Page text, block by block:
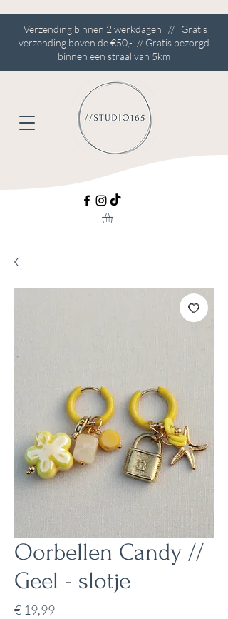
Verzending binnen 2 werkdagen // Gratis
verzending boven de €50,- // Gratis bezorgd
binnen een straal van 5km
Oorbellen Candy //
Geel - slotje
€ 19,99Prijs